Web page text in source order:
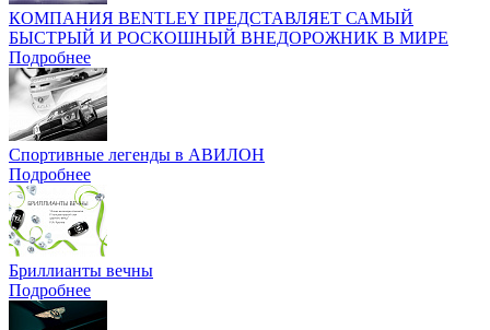
КОМПАНИЯ BENTLEY ПРЕДСТАВЛЯЕТ САМЫЙ
БЫСТРЫЙ И РОСКОШНЫЙ ВНЕДОРОЖНИК В МИРЕ
Подробнее
Спортивные легенды в АВИЛОН
Подробнее
Бриллианты вечны
Подробнее